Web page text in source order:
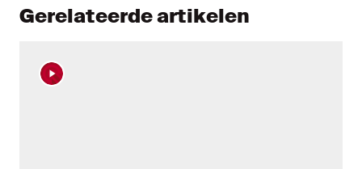
Gerelateerde artikelen